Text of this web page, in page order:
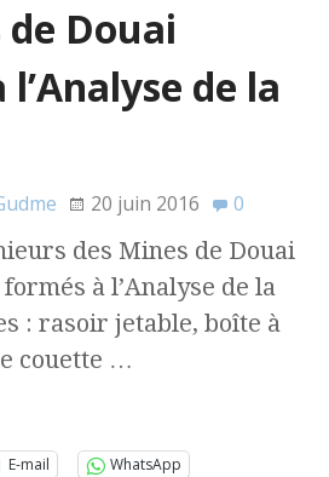
de Douai
de la
20 juin 2016 0
des Mines de Douai
formés à l’Analyse de la
: rasoir jetable, boîte à
couette …
E-mail
WhatsApp